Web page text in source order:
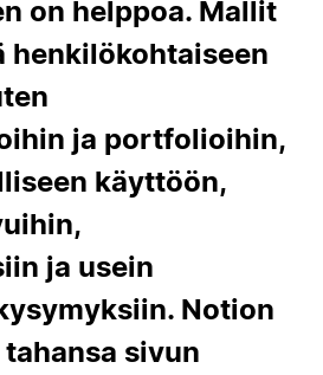
on helppoa. Mallit
henkilökohtaiseen
ja portfolioihin,
käyttöön,
ja usein
Notion
sivun